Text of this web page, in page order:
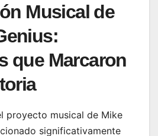
Musical de
que Marcaron
proyecto musical de Mike
significativamente